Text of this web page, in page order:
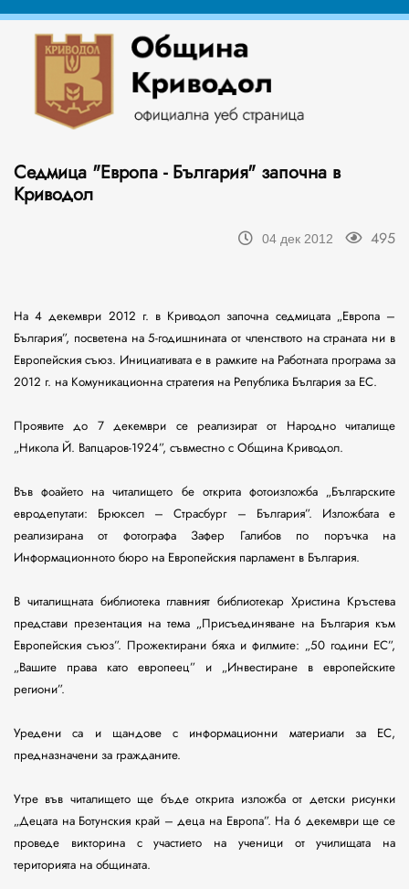
Седмица "Европа - България" започна в
Криводол
04 дек 2012 495
На 4 декември 2012 г. в Криводол започна седмицата „Европа –
България”, посветена на 5-годишнината от членството на страната ни в
Европейския съюз. Инициативата е в рамките на Работната програма за
2012 г. на Комуникационна стратегия на Република България за ЕС.
Проявите до 7 декември се реализират от Народно читалище
„Никола Й. Вапцаров-1924”, съвместно с Община Криводол.
Във фоайето на читалището бе открита фотоизложба „Българските
евродепутати: Брюксел – Страсбург – България”. Изложбата е
реализирана от фотографа Зафер Галибов по поръчка на
Информационното бюро на Европейския парламент в България.
В читалищната библиотека главният библиотекар Христина Кръстева
представи презентация на тема „Присъединяване на България към
Европейския съюз”. Прожектирани бяха и филмите: „50 години ЕС”,
„Вашите права като европеец” и „Инвестиране в европейските
региони”.
Уредени са и щандове с информационни материали за ЕС,
предназначени за гражданите.
Утре във читалището ще бъде открита изложба от детски рисунки
„Децата на Ботунския край – деца на Европа”. На 6 декември ще се
проведе викторина с участието на ученици от училищата на
територията на общината.